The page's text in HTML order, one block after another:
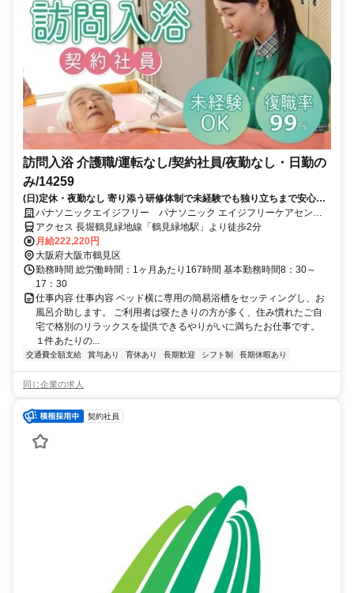
訪問入浴 介護職/運転なし/契約社員/夜勤なし・日勤の
み/14259
(日)定休・夜勤なし 寄り添う研修体制で未経験でも独り立ちまで安心サ
ポート～２０代～５０代が活躍中 子育て・親の介護などに理解のある職
場です！～
パナソニックエイジフリー パナソニック エイジフリーケアセンタ
ー鶴見緑地・訪問入浴
アクセス 長堀鶴見緑地線「鶴見緑地駅」より徒歩2分
月給222,220円
大阪府大阪市鶴見区
勤務時間 総労働時間：1ヶ月あたり167時間 基本勤務時間8：30～
17：30
仕事内容 仕事内容 ベッド横に専用の簡易浴槽をセッティングし、お
風呂介助します。 ご利用者は寝たきりの方が多く、住み慣れたご自
宅で格別のリラックスを提供できるやりがいに満ちたお仕事です。
１件あたりの...
交通費全額支給 賞与あり 育休あり 長期歓迎 シフト制 長期休暇あり
同じ企業の求人
契約社員